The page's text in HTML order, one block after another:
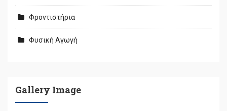
Φροντιστήρια
Φυσική Αγωγή
Gallery Image